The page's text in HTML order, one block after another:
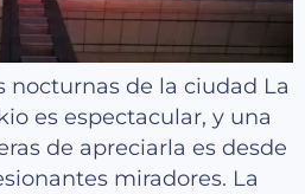
nocturnas de la ciudad La
es espectacular, y una
de apreciarla es desde
miradores. La